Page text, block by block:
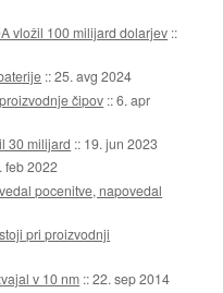
vložil 100 milijard dolarjev ::
::25. avg 2024
čipov ::6. apr
30 milijard :: 19. jun 2023
feb 2022
pocenitve, napovedal
pri proizvodnji
v 10 nm ::22. sep 2014